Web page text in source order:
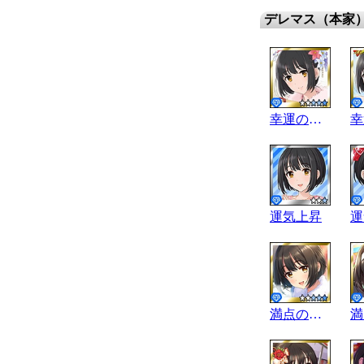
デレマス（本家
幸運の女神
運気上昇
満点の高志